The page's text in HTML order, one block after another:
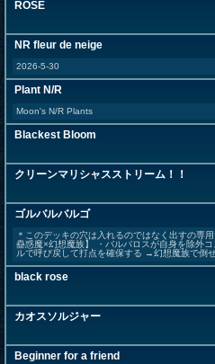
ROSE
NR fleur de neige
2026-5-30
Plant N/R
Moon's N/R Plants
Blackest Bloom
クリーンマリシャスストリーム！！
ゴルバルバルゴ
＊このデッキの穴は入れるのではなく出すの専
蠱惑魔×幻想魔族】 ・バルバロスが自身を除外
ルで呼び戻して打点を確保する →幻想魔族で倒
black rose
カオスソルジャー
Beginner for a friend